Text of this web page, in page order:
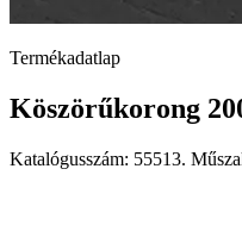
Termékadatlap
Köszörűkorong
Katalógusszám: 55513.